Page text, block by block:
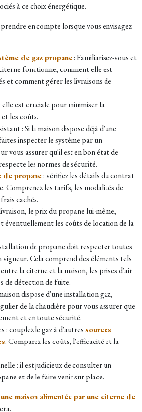
à ce choix énergétique.
en compte lorsque vous envisagez
de gaz propane: Familiarisez-vous et
fonctionne, comment elle est
et comment gérer les livraisons de
: elle est cruciale pour minimiser la
les coûts.
: Si la maison dispose déjà d'une
inspecter le système par un
vous assurer qu'il est en bon état de
les normes de sécurité.
de propane: vérifiez les détails du contrat
Comprenez les tarifs, les modalités de
cachés.
le prix du propane lui-même,
éventuellement les coûts de location de la
de propane doit respecter toutes
vigueur. Cela comprend des éléments tels
la citerne et la maison, les prises d'air
de détection de fuite.
dispose d'une installation gaz,
de la chaudière pour vous assurer que
et en toute sécurité.
: couplez le gaz à d'autressources
. Comparez les coûts, l'efficacité et la
: il est judicieux de consulter un
et de le faire venir sur place.
maison alimentée par une citerne de